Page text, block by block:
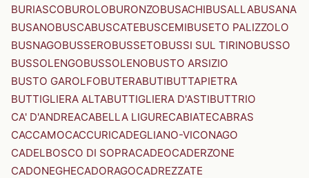
BURIASCOBUROLOBURONZOBUSACHIBUSALLABUSANA
BUSANOBUSCABUSCATEBUSCEMIBUSETO PALIZZOLO
BUSNAGOBUSSEROBUSSETOBUSSI SUL TIRINOBUSSO
BUSSOLENGOBUSSOLENOBUSTO ARSIZIO
BUSTO GAROLFOBUTERABUTIBUTTAPIETRA
BUTTIGLIERA ALTABUTTIGLIERA D'ASTIBUTTRIO
CA' D'ANDREACABELLA LIGURECABIATECABRAS
CACCAMOCACCURICADEGLIANO-VICONAGO
CADELBOSCO DI SOPRACADEOCADERZONE
CADONEGHECADORAGOCADREZZATE